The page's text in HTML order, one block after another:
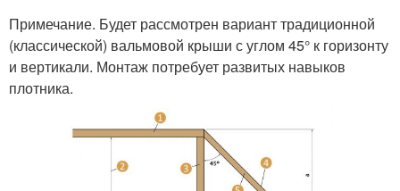
Примечание. Будет рассмотрен вариант традиционной
(классической) вальмовой крыши с углом 45° к горизонту
и вертикали. Монтаж потребует развитых навыков
плотника.